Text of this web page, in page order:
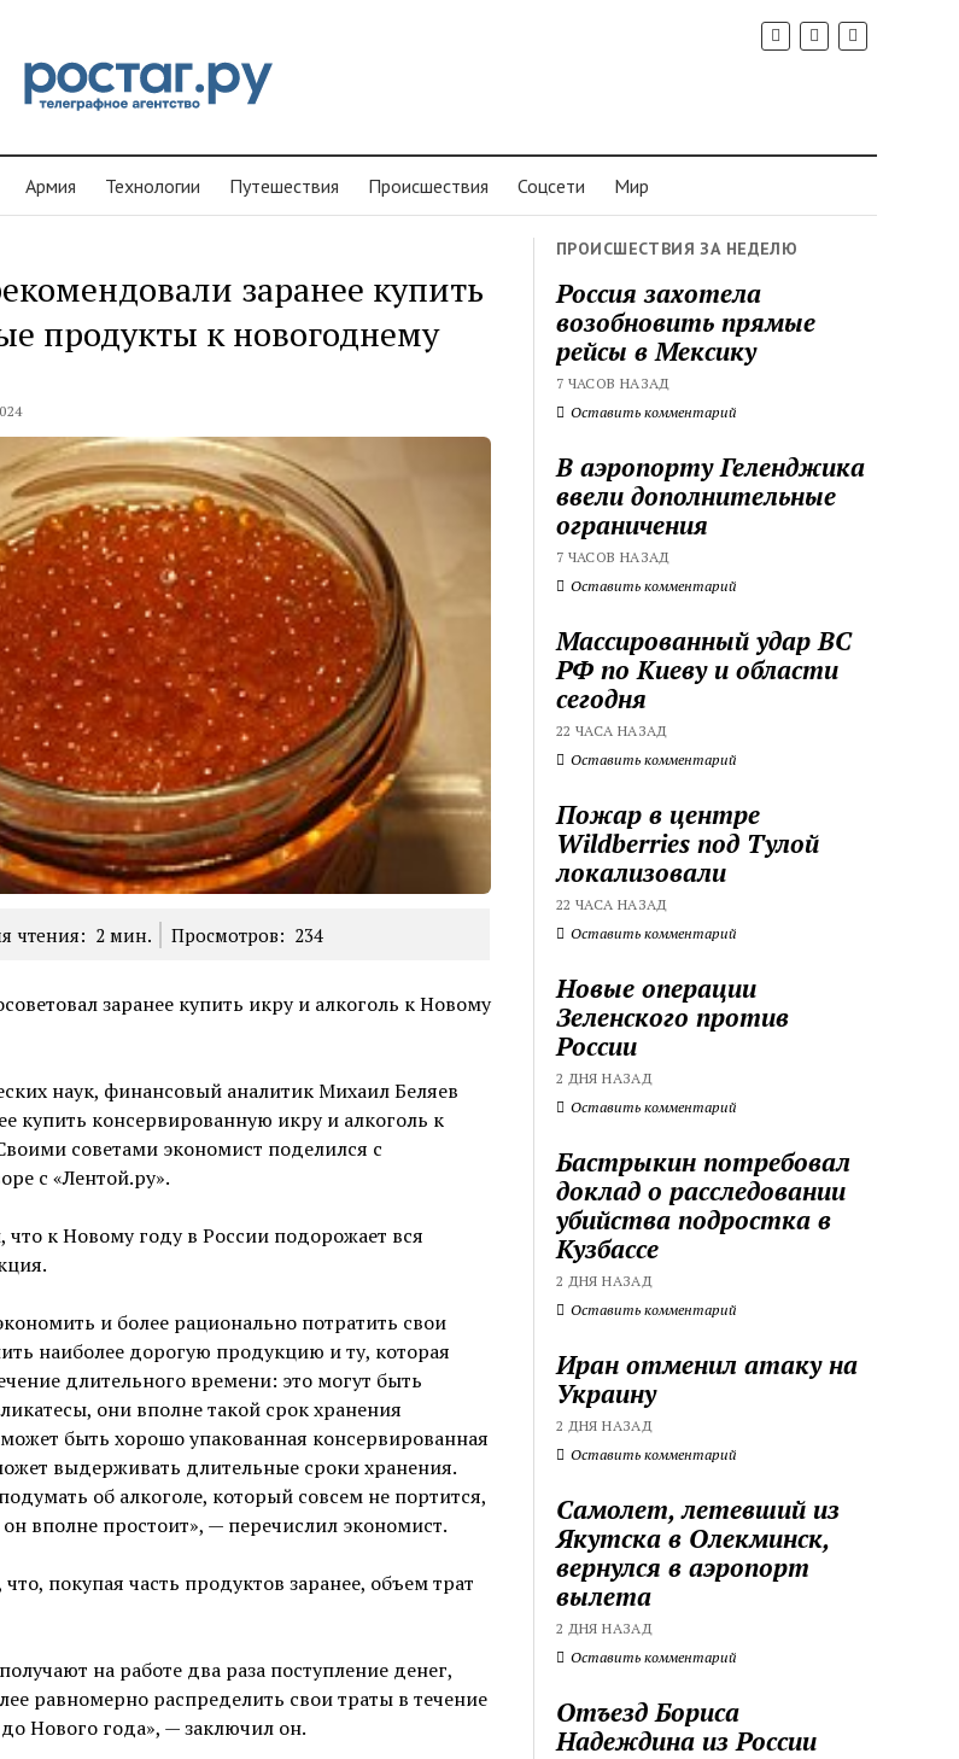
Армия Технологии Путешествия Проиcшествия Соцсети Мир
заранее купить
продукты к новогоднему
чтения: 2 мин. Просмотров: 234
заранее купить икру и алкоголь к Новому
наук, финансовый аналитик Михаил Беляев
купить консервированную икру и алкоголь к
советами экономист поделился с
с «Лентой.ру».
что к Новому году в России подорожает вся
и более рационально потратить свои
наиболее дорогую продукцию и ту, которая
длительного времени: это могут быть
они вполне такой срок хранения
быть хорошо упакованная консервированная
выдерживать длительные сроки хранения.
об алкоголе, который совсем не портится,
вполне простоит», — перечислил экономист.
покупая часть продуктов заранее, объем трат
на работе два раза поступление денег,
равномерно распределить свои траты в течение
Нового года», — заключил он.
ПРОИСШЕСТВИЯ ЗА НЕДЕЛЮ
Россия захотела
возобновить прямые
рейсы в Мексику
7 ЧАСОВ НАЗАД
Оставить комментарий
В аэропорту Геленджика
ввели дополнительные
ограничения
7 ЧАСОВ НАЗАД
Оставить комментарий
Массированный удар ВС
РФ по Киеву и области
сегодня
22 ЧАСА НАЗАД
Оставить комментарий
Пожар в центре
Wildberries под Тулой
локализовали
22 ЧАСА НАЗАД
Оставить комментарий
Новые операции
Зеленского против
России
2 ДНЯ НАЗАД
Оставить комментарий
Бастрыкин потребовал
доклад о расследовании
убийства подростка в
Кузбассе
2 ДНЯ НАЗАД
Оставить комментарий
Иран отменил атаку на
Украину
2 ДНЯ НАЗАД
Оставить комментарий
Самолет, летевший из
Якутска в Олекминск,
вернулся в аэропорт
вылета
2 ДНЯ НАЗАД
Оставить комментарий
Отъезд Бориса
Надеждина из России